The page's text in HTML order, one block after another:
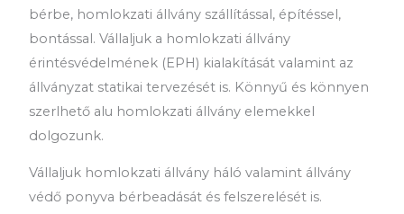
bérbe, homlokzati állvány szállítással, építéssel,
bontással. Vállaljuk a homlokzati állvány
érintésvédelmének (EPH) kialakítását valamint az
állványzat statikai tervezését is. Könnyű és könnyen
szerlhető alu homlokzati állvány elemekkel
dolgozunk.
Vállaljuk homlokzati állvány háló valamint állvány
védő ponyva bérbeadását és felszerelését is.